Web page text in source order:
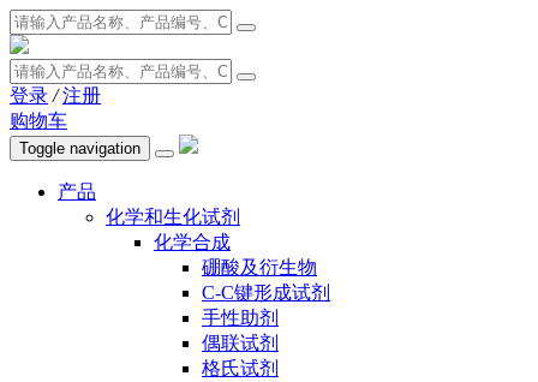
登录 / 注册
购物车
Toggle navigation
产品
化学和生化试剂
化学合成
硼酸及衍生物
C-C键形成试剂
手性助剂
偶联试剂
格氏试剂